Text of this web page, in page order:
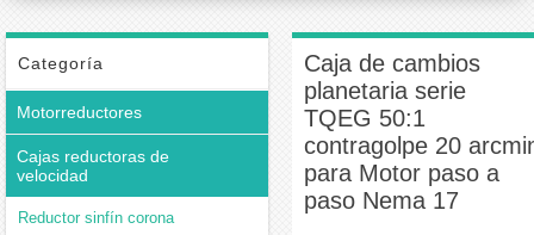
Caja de cambios planetaria Nema 17 Caja de cambios planetaria serie
TQEG 50:1 contragolpe 20 arcmin para Motor paso a paso Nema 17
Categoría
Motorreductores
Cajas reductoras de
velocidad
Reductor sinfín corona
Caja de cambios
planetaria serie
TQEG 50:1
contragolpe 20
para Motor paso a
paso Nema 17